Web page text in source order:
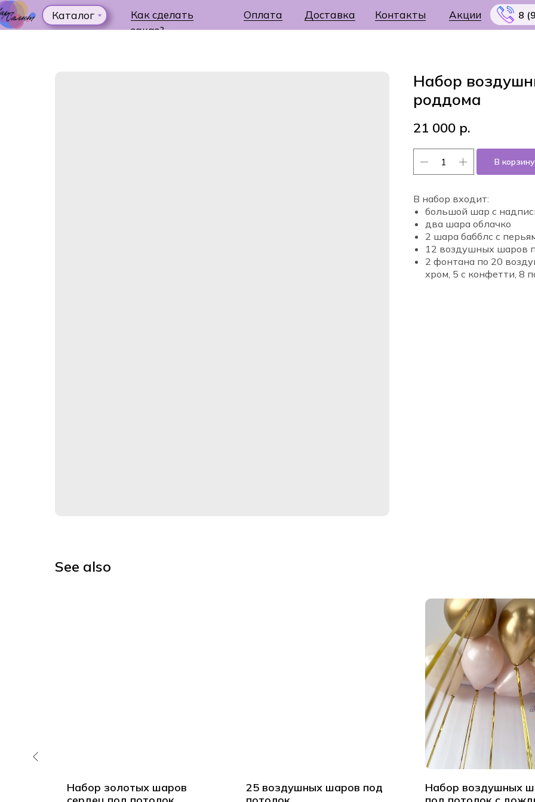
Доставка
Как сделать
заказ?
Оплата Акции
Контакты 8
Каталог
Набор
роддома
21 000 р.
В корзину
В набор входит:
большой шар с
два шара облачко
2 шара бабблс с
12 воздушных шаров
2 фонтана по 20
хром, 5 с конфетти, 8
See also
Набор золотых шаров
25 воздушных шаров под
Набор воздушных